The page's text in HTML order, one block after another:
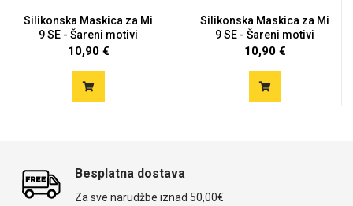
Silikonska Maskica za Mi
9 SE - Šareni motivi
10,90 €
Silikonska Maskica za Mi
9 SE - Šareni motivi
10,90 €
Besplatna dostava
Za sve narudžbe iznad 50,00€